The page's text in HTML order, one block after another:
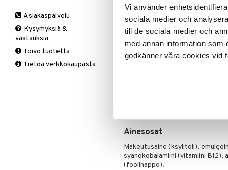
Vi använder
sociala medier och
till de sociala medier och
med annan information som
godkänner våra cookies vid
Kun otetaan ravintolisää, joka
erittäin hyvin suun limakalvoilta.
imeskellään hitaasti, jotta
suolistossa.
Annostus
1 imeskelytabletti päivittäin.
Suositeltua annosta ei saa
kuuluu monipuolinen ja
ulottumattomissa. Ei suositella
Ainesosat
Makeutusaine (ksylitoli),
syanokobalamiini (vitamiini
(foolihappo).
Muut
Q-10
Schizandra
Suorituskyky
Asiakaspalvelu
Kysymyksiä &
vastauksia
Toivo tuotetta
Tietoa verkkokaupasta